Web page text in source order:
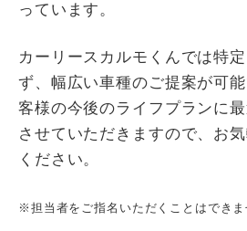
っています。
カーリースカルモくんでは特
ず、幅広い車種のご提案が可
客様の今後のライフプランに
させていただきますので、お
ください。
※担当者をご指名いただくことはできま